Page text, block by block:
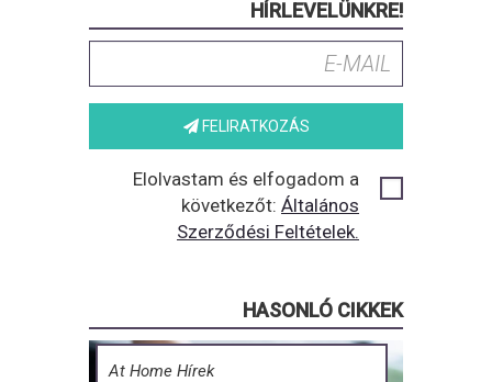
HÍRLEVELÜNKRE!
FELIRATKOZÁS
Elolvastam és elfogadom a
következőt: Általános
Szerződési Feltételek.
HASONLÓ CIKKEK
At Home Hírek